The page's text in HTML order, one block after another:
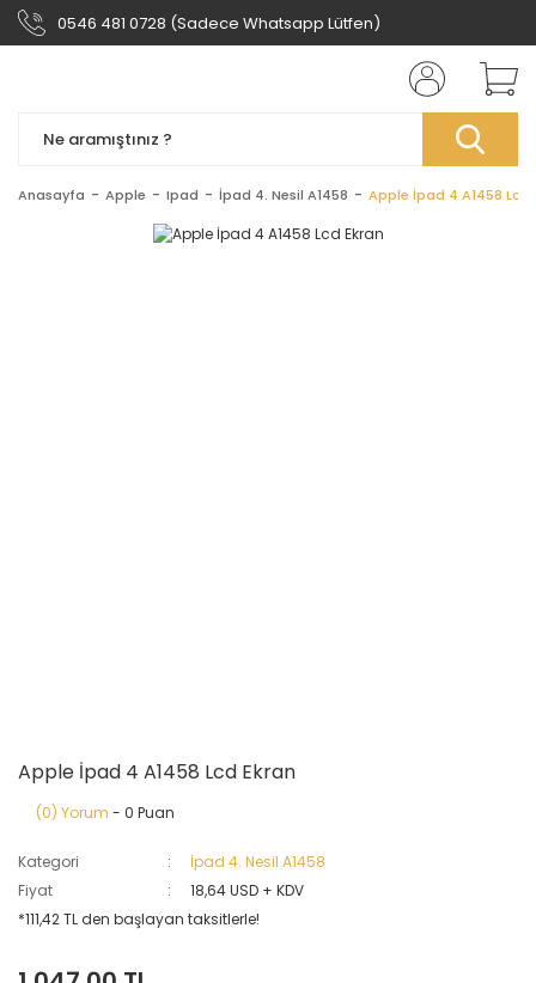
0546 481 0728 (Sadece Whatsapp Lütfen)
Anasayfa Apple Ipad İpad 4. Nesil A1458 Apple İpad 4 A1458 Lcd
Apple İpad 4 A1458 Lcd Ekran
(0) Yorum - 0 Puan
Kategori
İpad 4. Nesil A1458
Fiyat
18,64 USD + KDV
*111,42 TL den başlayan taksitlerle!